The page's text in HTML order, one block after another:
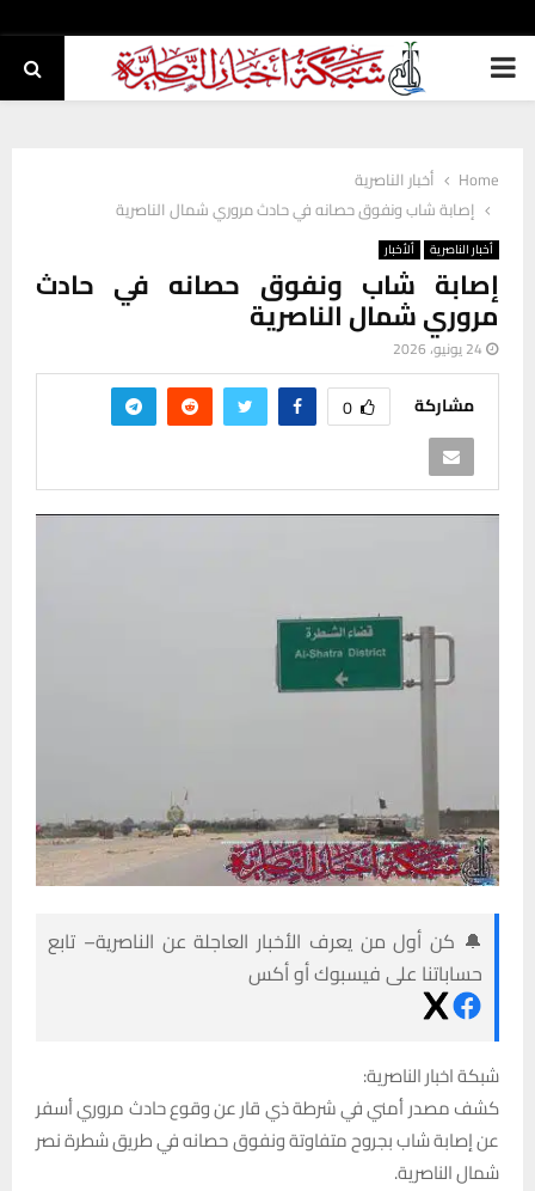
PRIMARY
Home
أخبار الناصرية
إصابة شاب ونفوق حصانه في حادث مروري شمال الناصرية
أخبار الناصرية ألأخبار
إصابة شاب ونفوق حصانه في حادث
مروري شمال الناصرية
24 يونيو، 2026
مشاركة 0
🔔 كن أول من يعرف الأخبار العاجلة عن الناصرية– تابع
حساباتنا على فيسبوك أو أكس
شبكة اخبار الناصرية:
كشف مصدر أمني في شرطة ذي قار عن وقوع حادث مروري أسفر
عن إصابة شاب بجروح متفاوتة ونفوق حصانه في طريق شطرة نصر
شمال الناصرية.